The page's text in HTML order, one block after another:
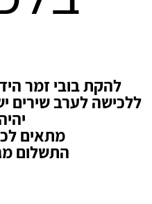
להקת בובי זמר
ללכישה לערב שירים
מתאים
התשלום מגיל 7